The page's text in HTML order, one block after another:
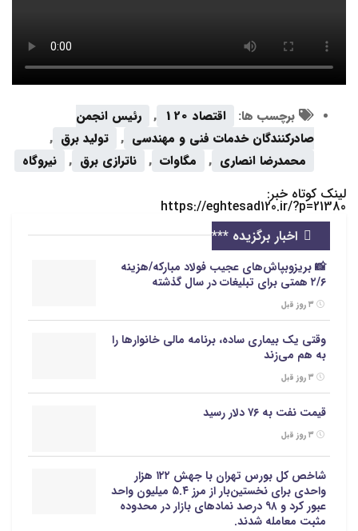
برچسب ها: اقتصاد 120 ,
رئیس انجمن
صادرکنندگان خدمات فنی و مهندسی , تولید برق ,
محمدرضا انصاری , مگاوات , ناترازی برق , نیروگاه‌
لینک کوتاه خبر:
https://eghtesad120.ir/?p=21380
اخبار برگزیده ***
📸 بریزوبپاش‌های عجیب فولاد مبارکه/هزینه
۲/۶ همتی برای تبلیغات در سال گذشته
وقتی یک بیماری ساده، برنامه مالی خانوارها را
به هم می‌زند
قیمت نفت به ۷۶ دلار رسید
شاخص کل بورس تهران با جهش ۱۲۲ هزار
واحدی برای نخستین‌بار از مرز ۵.۴ میلیون واحد
عبور کرد و ۹۸ درصد نمادهای بازار در محدوده
مثبت معامله شدند.